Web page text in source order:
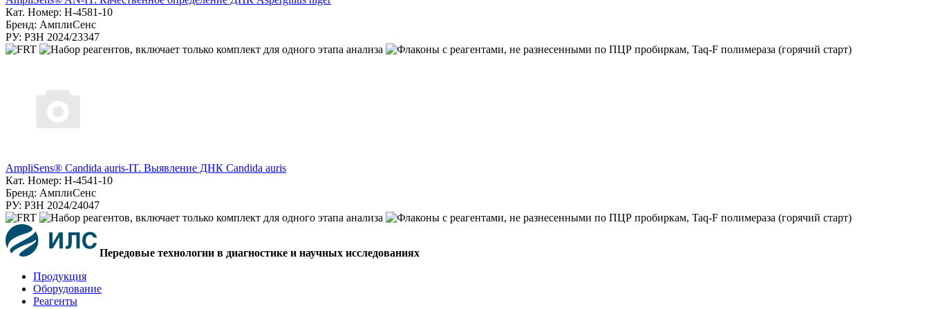
Кат. Номер: Н-4581-10
Бренд: АмплиСенс
РУ: РЗН 2024/23347
AmpliSens® Candida auris-IT. Выявление ДНК Candida auris
Кат. Номер: H-4541-10
Бренд: АмплиСенс
РУ: РЗН 2024/24047
Передовые технологии в диагностике и научных исследованиях
Продукция
Оборудование
Реагенты